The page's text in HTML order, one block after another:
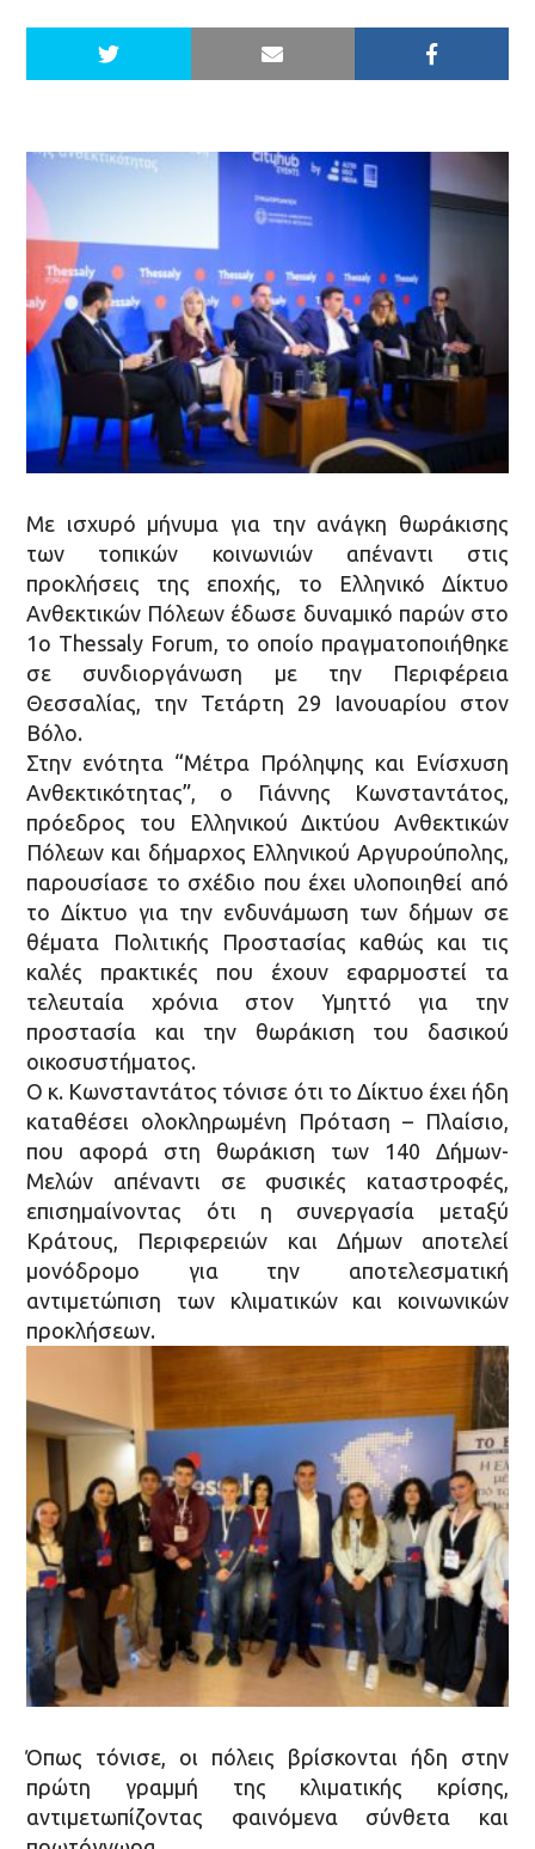
Με ισχυρό μήνυμα για την ανάγκη θωράκισης
των τοπικών κοινωνιών απέναντι στις
προκλήσεις της εποχής, το Ελληνικό Δίκτυο
Ανθεκτικών Πόλεων έδωσε δυναμικό παρών στο
1ο Thessaly Forum, το οποίο πραγματοποιήθηκε
σε συνδιοργάνωση με την Περιφέρεια
Θεσσαλίας, την Τετάρτη 29 Ιανουαρίου στον
Βόλο.
Στην ενότητα “Μέτρα Πρόληψης και Ενίσχυση
Ανθεκτικότητας”, ο Γιάννης Κωνσταντάτος,
πρόεδρος του Ελληνικού Δικτύου Ανθεκτικών
Πόλεων και δήμαρχος Ελληνικού Αργυρούπολης,
παρουσίασε το σχέδιο που έχει υλοποιηθεί από
το Δίκτυο για την ενδυνάμωση των δήμων σε
θέματα Πολιτικής Προστασίας καθώς και τις
καλές πρακτικές που έχουν εφαρμοστεί τα
τελευταία χρόνια στον Υμηττό για την
προστασία και την θωράκιση του δασικού
οικοσυστήματος.
Ο κ. Κωνσταντάτος τόνισε ότι το Δίκτυο έχει ήδη
καταθέσει ολοκληρωμένη Πρόταση – Πλαίσιο,
που αφορά στη θωράκιση των 140 Δήμων-
Μελών απέναντι σε φυσικές καταστροφές,
επισημαίνοντας ότι η συνεργασία μεταξύ
Κράτους, Περιφερειών και Δήμων αποτελεί
μονόδρομο για την αποτελεσματική
αντιμετώπιση των κλιματικών και κοινωνικών
προκλήσεων.
Όπως τόνισε, οι πόλεις βρίσκονται ήδη στην
πρώτη γραμμή της κλιματικής κρίσης,
αντιμετωπίζοντας φαινόμενα σύνθετα και